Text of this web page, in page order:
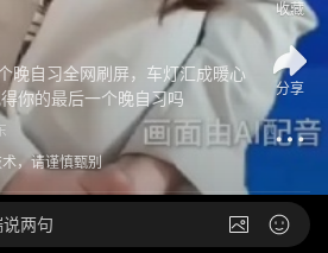
晚自习全网刷屏，车灯汇成暖心
你的最后一个晚自习吗
，请谨慎甄别
收藏
分享
两句